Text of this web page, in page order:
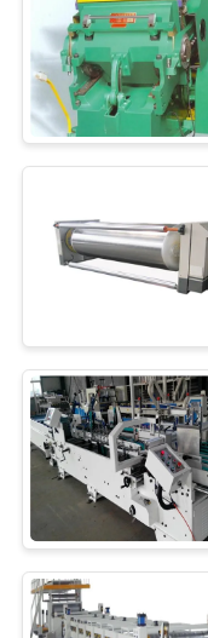
SITEMAP
PRIVACY
POLICY
Koc
Filtr